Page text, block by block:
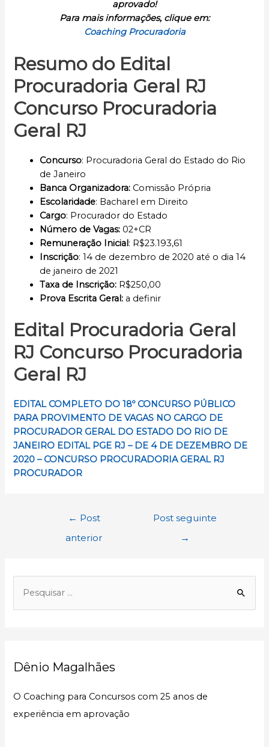
aprovado!
Para mais informações, clique em:
Coaching Procuradoria
Resumo do Edital
Procuradoria Geral RJ
Concurso Procuradoria
Geral RJ
Concurso: Procuradoria Geral do Estado do Rio
de Janeiro
Banca Organizadora: Comissão Própria
Escolaridade: Bacharel em Direito
Cargo: Procurador do Estado
Número de Vagas: 02+CR
Remuneração Inicial: R$23.193,61
Inscrição: 14 de dezembro de 2020 até o dia 14
de janeiro de 2021
Taxa de Inscrição: R$250,00
Prova Escrita Geral: a definir
Edital Procuradoria Geral
RJ Concurso Procuradoria
Geral RJ
EDITAL COMPLETO DO 18º CONCURSO PÚBLICO
PARA PROVIMENTO DE VAGAS NO CARGO DE
PROCURADOR GERAL DO ESTADO DO RIO DE
JANEIRO EDITAL PGE RJ – DE 4 DE DEZEMBRO DE
2020 – CONCURSO PROCURADORIA GERAL RJ
PROCURADOR
Navegação
← Post
anterior
Post seguinte
→
iDênio Magalhães
O Coaching para Concursos com 25 anos de
experiência em aprovação